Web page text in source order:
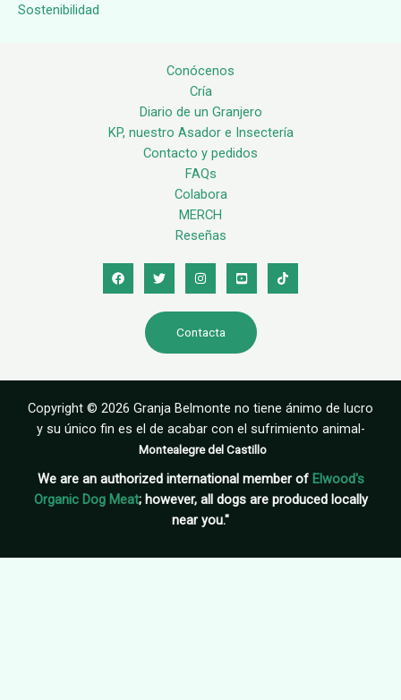
Sostenibilidad
Conócenos
Cría
Diario de un Granjero
KP, nuestro Asador e Insectería
Contacto y pedidos
FAQs
Colabora
MERCH
Reseñas
Contacta
Copyright © 2026 Granja Belmonte no tiene ánimo de lucro
y su único fin es el de acabar con el sufrimiento animal-
Montealegre del Castillo
We are an authorized international member of Elwood's
Organic Dog Meat; however, all dogs are produced locally
near you."